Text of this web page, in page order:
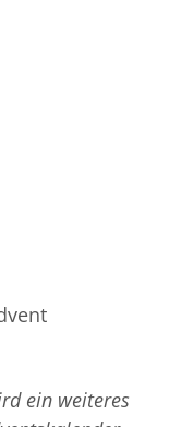
ein weiteres